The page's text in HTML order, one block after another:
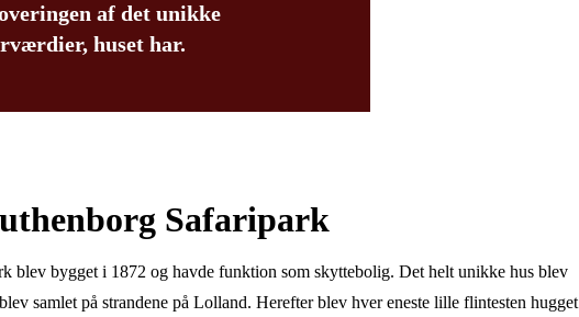
af det unikke
huset har.
Safaripark
blev bygget i 1872 og havde funktion som skyttebolig. Det helt unikke hus blev
samlet på strandene på Lolland. Herefter blev hver eneste lille flintesten hugget